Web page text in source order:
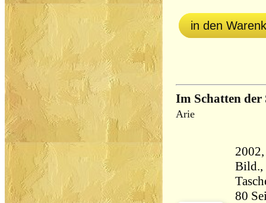
in den
Im Schatten der
Arie
Bild.,